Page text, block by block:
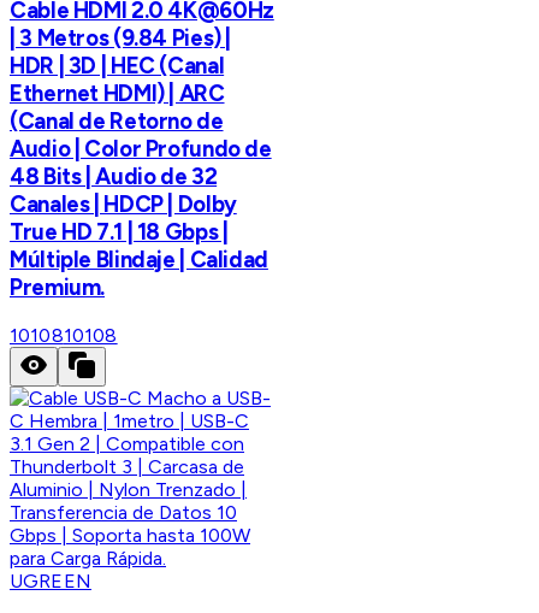
Cable HDMI 2.0 4K@60Hz
| 3 Metros (9.84 Pies) |
HDR | 3D | HEC (Canal
Ethernet HDMI) | ARC
(Canal de Retorno de
Audio | Color Profundo de
48 Bits | Audio de 32
Canales | HDCP | Dolby
True HD 7.1 | 18 Gbps |
Múltiple Blindaje | Calidad
Premium.
1010810108
UGREEN